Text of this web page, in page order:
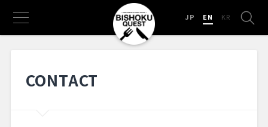
EN
JP KR
CONTACT